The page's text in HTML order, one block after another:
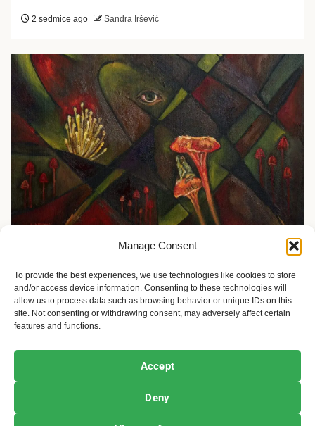
Manage Consent
To provide the best experiences, we use technologies like cookies to store
and/or access device information. Consenting to these technologies will
allow us to process data such as browsing behavior or unique IDs on this
site. Not consenting or withdrawing consent, may adversely affect certain
features and functions.
Accept
Deny
2 sedmice ago Sandra Iršević
Ciudad Viva: Srpkinja oduševila La Paz
3 sedmice ago Sandra Iršević
Ekologija i održivost
Copyright © All rights reserved.